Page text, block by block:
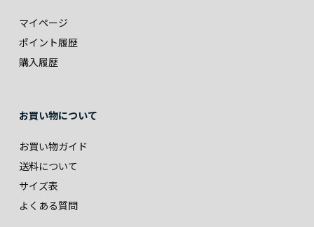
マイページ
ポイント履歴
購入履歴
お買い物について
お買い物ガイド
送料について
サイズ表
よくある質問